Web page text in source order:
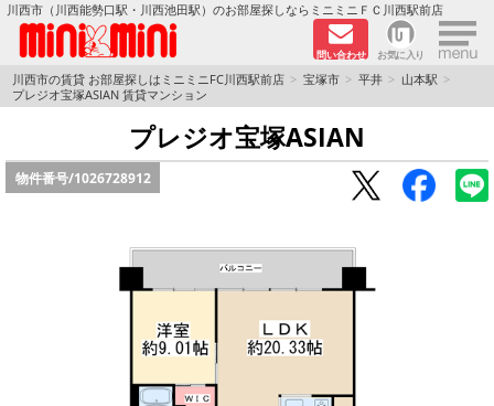
川西市（川西能勢口駅・川西池田駅）のお部屋探しならミニミニＦＣ川西駅前店
問い合わせ お気に入り ×
TOPページ
ペットOKの物件
路線·駅から探す
川西市の賃貸 お部屋探しはミニミニFC川西駅前店 宝塚市 平井
山本駅
プレジオ宝塚ASIAN 賃貸マンション
プレジオ宝塚ASIAN
物件番号/1026728912